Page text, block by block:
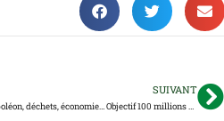
SUIVANT
Tours Métropole : Pont Napoléon, déchets, économie… Objectif 100 millions d’investissements par an